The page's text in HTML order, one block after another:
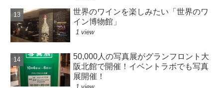
世界のワインを楽しみたい「世界のワ
イン博物館」
1 view
50,000人の写真展がグランフロント大
阪北館で開催！イベントラボでも写真
展開催！